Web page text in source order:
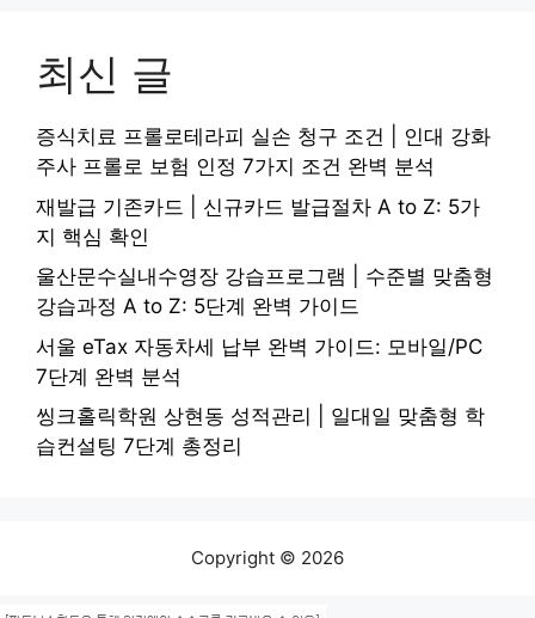
최신 글
증식치료 프롤로테라피 실손 청구 조건 | 인대 강화
주사 프롤로 보험 인정 7가지 조건 완벽 분석
재발급 기존카드 | 신규카드 발급절차 A to Z: 5가
지 핵심 확인
울산문수실내수영장 강습프로그램 | 수준별 맞춤형
강습과정 A to Z: 5단계 완벽 가이드
서울 eTax 자동차세 납부 완벽 가이드: 모바일/PC
7단계 완벽 분석
씽크홀릭학원 상현동 성적관리 | 일대일 맞춤형 학
습컨설팅 7단계 총정리
Copyright © 2026